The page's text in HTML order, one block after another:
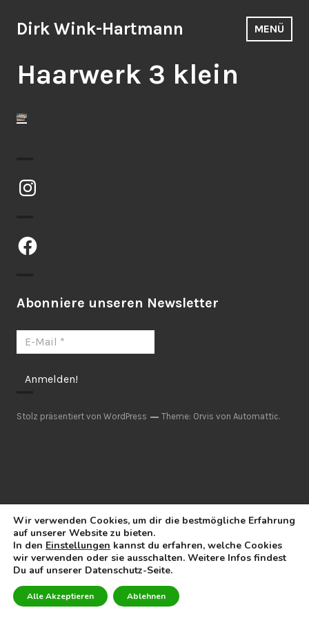
Inhalt
Dirk Wink-Hartmann MENÜ
Haarwerk 3 klein
Instagram
Facebook
Abonniere unseren Newsletter
Stolz präsentiert von WordPress Theme: Orvis vonAutomattic.
Wir verwenden Cookies, um dir die bestmögliche Erfahrung
auf unserer Website zu bieten.
In den Einstellungen kannst du erfahren, welche Cookies
wir verwenden oder sie ausschalten. Weitere Infos findest
Du auf unserer Datenschutz-Seite.
Alle Akzeptieren Ablehnen